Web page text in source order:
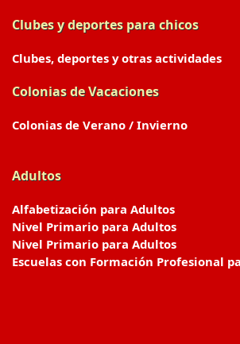
Clubes y deportes para chicos
Clubes, deportes y otras actividades
Colonias de Vacaciones
Colonias de Verano / Invierno
Adultos
Alfabetización para Adultos
Nivel Primario para Adultos
Nivel Primario para Adultos
Escuelas con Formación Profesional